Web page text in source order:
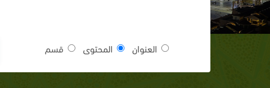
العنوان المحتوى قسم